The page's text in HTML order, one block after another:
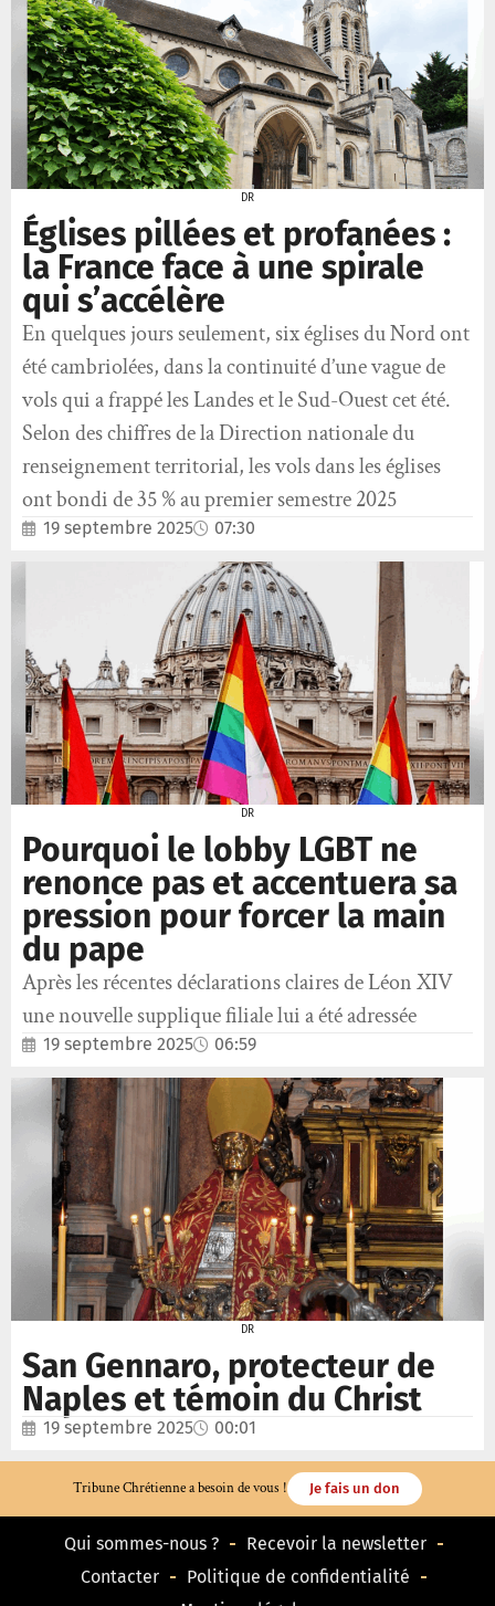
DR
Églises pillées et profanées :
la France face à une spirale
qui s’accélère
En quelques jours seulement, six églises du Nord ont
été cambriolées, dans la continuité d’une vague de
vols qui a frappé les Landes et le Sud-Ouest cet été.
Selon des chiffres de la Direction nationale du
renseignement territorial, les vols dans les églises
ont bondi de 35 % au premier semestre 2025
19 septembre 2025 07:30
DR
Pourquoi le lobby LGBT ne
renonce pas et accentuera sa
pression pour forcer la main
du pape
Après les récentes déclarations claires de Léon XIV
une nouvelle supplique filiale lui a été adressée
19 septembre 2025 06:59
DR
San Gennaro, protecteur de
Naples et témoin du Christ
19 septembre 2025 00:01
Tribune Chrétienne a besoin de vous ! Je fais un don
Qui sommes-nous ?
Recevoir la newsletter
Contacter
Politique de confidentialité